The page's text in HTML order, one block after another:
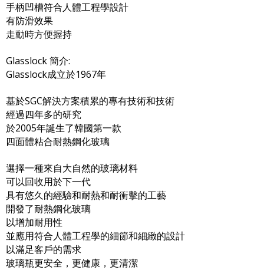
手柄凹槽符合人體工程學設計
有防滑效果
走動時方便握持
Glasslock 簡介:
Glasslock成立於1967年
基於SGC解決方案積累的專有技術和技術
經過四年多的研究
於2005年誕生了韓國第一款
四面體粘合耐熱鋼化玻璃
選擇一種來自大自然的玻璃材料
可以回收用於下一代
具有悠久的經驗和耐熱和耐衝擊的工藝
開發了耐熱鋼化玻璃
以增加耐用性
並應用符合人體工程學的細節和細緻的設計
以滿足客戶的需求
玻璃瓶更安全，更健康，更清潔